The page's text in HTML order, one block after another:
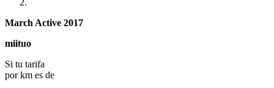
March Active 2017
miituo
Si tu tarifa
por km es de